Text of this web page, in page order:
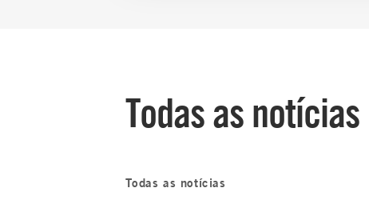
Todas as notícias
Todas as notícias